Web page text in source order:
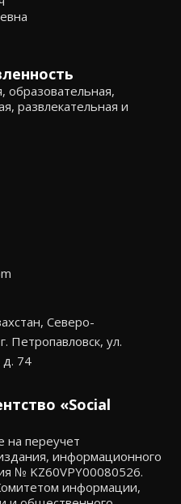
образовательная,
развлекательная и
Северо-
Петропавловск, ул.
д. 74
«Social
на переучет
информационного
№ KZ60VPY00080526.
информации,